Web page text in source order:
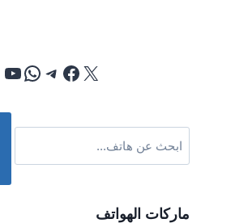
إكسفيسبوك
تيليجرام
ماركات الهواتف